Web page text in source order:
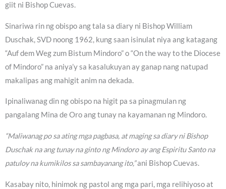
giit ni Bishop Cuevas.
Sinariwa rin ng obispo ang tala sa diary ni Bishop William
Duschak, SVD noong 1962, kung saan isinulat niya ang katagang
“Auf dem Weg zum Bistum Mindoro” o “On the way to the Diocese
of Mindoro” na aniya’y sa kasalukuyan ay ganap nang natupad
makalipas ang mahigit anim na dekada.
Ipinaliwanag din ng obispo na higit pa sa pinagmulan ng
pangalang Mina de Oro ang tunay na kayamanan ng Mindoro.
“Maliwanag po sa ating mga pagbasa, at maging sa diary ni Bishop
Duschak na ang tunay na ginto ng Mindoro ay ang Espiritu Santo na
patuloy na kumikilos sa sambayanang ito,”ani Bishop Cuevas.
Kasabay nito, hinimok ng pastol ang mga pari, mga relihiyoso at